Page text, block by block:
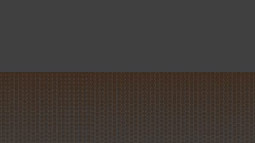
Direct
door